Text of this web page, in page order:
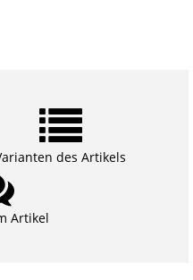
des Artikels
Artikel